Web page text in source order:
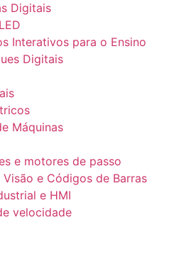
Digitais
Interativos para o Ensino
Digitais
Máquinas
e motores de passo
Visão e Códigos de Barras
e HMI
velocidade